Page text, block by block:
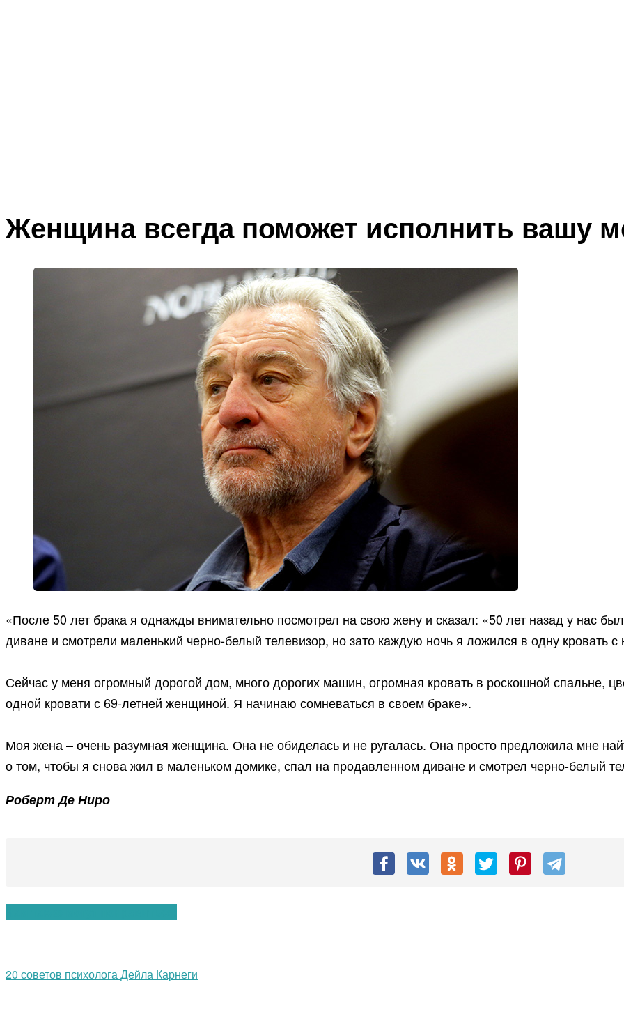
Женщина всегда поможет исполнить вашу
«После 50 лет брака я однажды внимательно посмотрел на свою жену и сказал: «50 лет назад у нас
диване и смотрели маленький черно-белый телевизор, но зато каждую ночь я ложился в одну кровать
Сейчас у меня огромный дорогой дом, много дорогих машин, огромная кровать в роскошной спальне,
одной кровати с 69-летней женщиной. Я начинаю сомневаться в своем браке».
Моя жена – очень разумная женщина. Она не обиделась и не ругалась. Она просто предложила мне
о том, чтобы я снова жил в маленьком домике, спал на продавленном диване и смотрел черно-белый
Роберт Де Ниро
20 советов психолога Дейла Карнеги